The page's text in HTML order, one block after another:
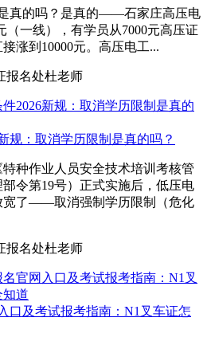
真的吗？是真的——石家庄高压电
（一线），有学员从7000元高压证
涨到10000元。高压电工...
报名处杜老师
规：取消学历限制是真的吗？
特种作业人员安全技术培训考核管
令第19号）正式实施后，低压电
宽了——取消强制学历限制（危化
报名处杜老师
口及考试报考指南：N1叉车证怎